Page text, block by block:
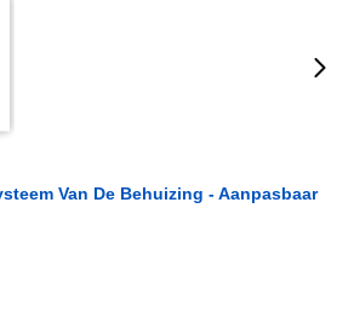
Van De Behuizing - Aanpasbaar